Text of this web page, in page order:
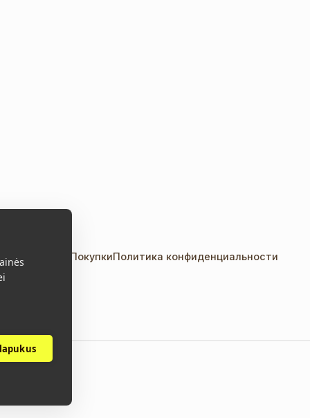
Правила ПокупкиПолитика конфиденциальности